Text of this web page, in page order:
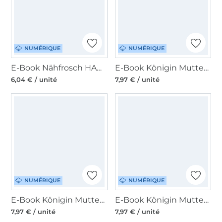
NUMÉRIQUE
E-Book Nähfrosch HAMIL Umstandsjogginghose Damen, en allemand
6,04 € / unité
NUMÉRIQUE
E-Book Königin Mutter Umstandshose Victoria, en allemand
7,97 € / unité
NUMÉRIQUE
E-Book Königin Mutter Stillpullover Mette-Marit, en allemand
7,97 € / unité
NUMÉRIQUE
E-Book Königin Mutter Umstandsrock Margriet, en allemand
7,97 € / unité